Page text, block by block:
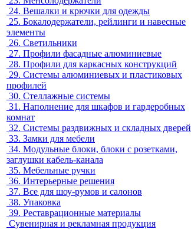
24. Вешалки и крючки для одежды
25. Бокалодержатели, рейлинги и навесные
элементы
26. Светильники
27. Профили фасадные алюминиевые
28. Профили для каркасных конструкций
29. Системы алюминиевых и пластиковых
профилей
30. Стеллажные системы
31. Наполнение для шкафов и гардеробных
комнат
32. Системы раздвижных и складных дверей
33. Замки для мебели
34. Модульные блоки, блоки с розетками,
заглушки кабель-канала
35. Мебельные ручки
36. Интерьерные решения
37. Все для шоу-румов и салонов
38. Упаковка
39. Реставрационные материалы
Сувенирная и рекламная продукция